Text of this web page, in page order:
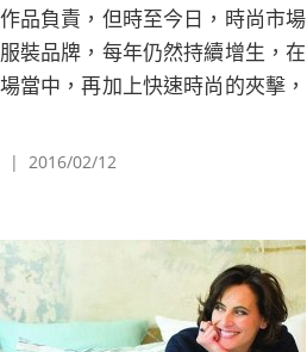
品負責，但時至今日，時尚市場
裝品牌，每年仍然持續增生，在
當中，再加上快速時尚的夾擊，
重地表示：「最好想清楚。有時
| 2016/02/12